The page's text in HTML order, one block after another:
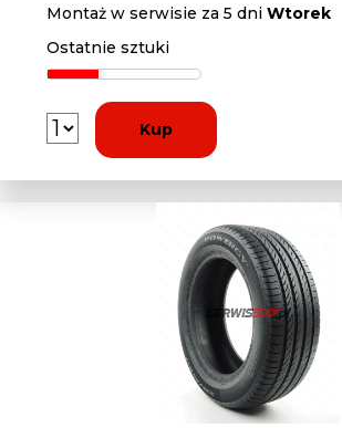
Montaż w serwisie za 5 dniWtorek
Ostatnie sztuki
Kup